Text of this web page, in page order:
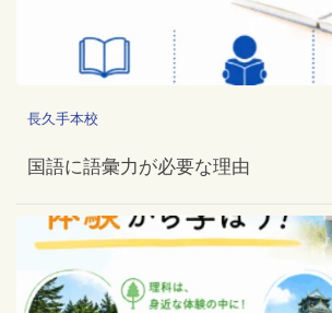
長久手本校
国語に語彙力が必要な理由